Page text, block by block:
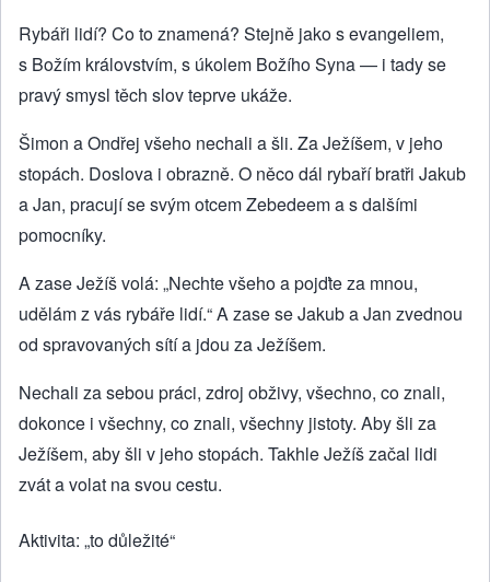
Rybáři lidí? Co to znamená? Stejně jako s evangeliem,
s Božím královstvím, s úkolem Božího Syna — i tady se
pravý smysl těch slov teprve ukáže.
Šimon a Ondřej všeho nechali a šli. Za Ježíšem, v jeho
stopách. Doslova i obrazně. O něco dál rybaří bratři Jakub
a Jan, pracují se svým otcem Zebedeem a s dalšími
pomocníky.
A zase Ježíš volá: „Nechte všeho a pojďte za mnou,
udělám z vás rybáře lidí.“ A zase se Jakub a Jan zvednou
od spravovaných sítí a jdou za Ježíšem.
Nechali za sebou práci, zdroj obživy, všechno, co znali,
dokonce i všechny, co znali, všechny jistoty. Aby šli za
Ježíšem, aby šli v jeho stopách. Takhle Ježíš začal lidi
zvát a volat na svou cestu.
Aktivita: „to důležité“